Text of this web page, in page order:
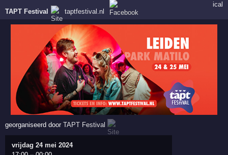
TAPT Festival taptfestival.nl
ical
georganiseerd doorTAPT Festival
vrijdag 24 mei 2024